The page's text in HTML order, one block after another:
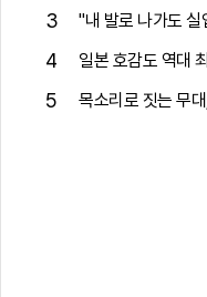
3 "내 발로 나가도 실
4 일본 호감도 역대
5 목소리로 짓는 무